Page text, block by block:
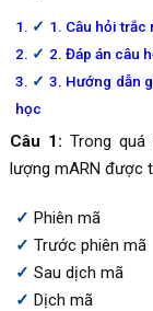
1. Câu hỏi
2. Đáp án câu
3. Hướng dẫn
học
Câu 1: Trong
lượng mARN được
Phiên mã
Trước phiên mã
Sau dịch mã
Dịch mã